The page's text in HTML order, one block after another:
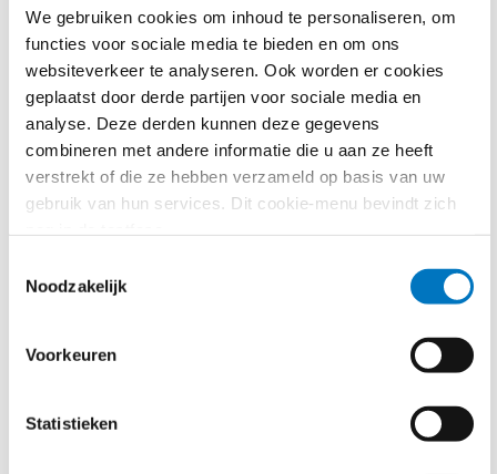
We gebruiken cookies om inhoud te personaliseren, om
functies voor sociale media te bieden en om ons
websiteverkeer te analyseren. Ook worden er cookies
geplaatst door derde partijen voor sociale media en
analyse. Deze derden kunnen deze gegevens
combineren met andere informatie die u aan ze heeft
verstrekt of die ze hebben verzameld op basis van uw
gebruik van hun services. Dit cookie-menu bevindt zich
Noodzakelijk
Voorkeuren
Statistieken
aanraking komt een expert moet zijn. Een bepaald
niveau van kennis en kunde is echter wel noodzakelijk
om de risico’s te begrijpen en er effectief gebruik van
te maken.
3. Creëer een (generatieve) AI-
governance structuur
Het beleggen van toezicht, evaluatie en beheer
binnen organisaties is essentieel om AI
beleidskaders en het intern aanwijzen van
verantwoordelijkheden. Dit is nodig om de technologie
handelen. Ook hier is het weer belangrijk om de juiste
worden of AI verantwoord, veilig en juridisch correct